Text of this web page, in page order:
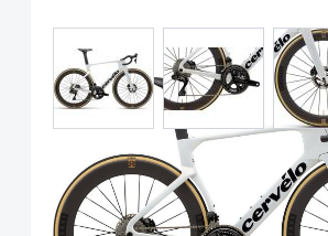
Cervelo S5 Shimano
Di2, 2026 Lithium
View larger imageView larger